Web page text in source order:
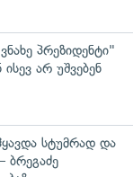
პრეზიდენტი"
არ უშვებენ
სტუმრად და
ბრეგაძე